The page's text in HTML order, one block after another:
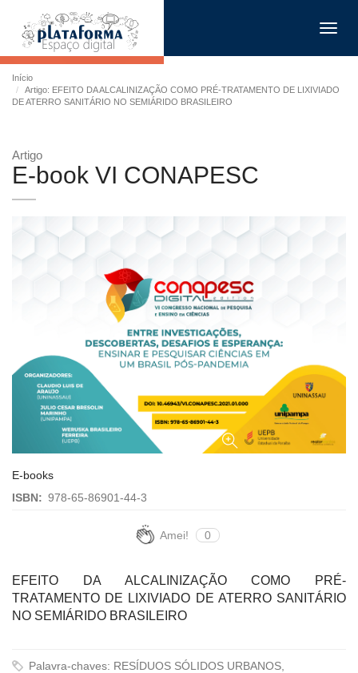
Início
Artigo: EFEITO DA ALCALINIZAÇÃO COMO PRÉ-TRATAMENTO DE LIXIVIADO
DE ATERRO SANITÁRIO NO SEMIÁRIDO BRASILEIRO
Artigo
E-book VI CONAPESC
E-books
ISBN: 978-65-86901-44-3
Amei! 0
EFEITO DA ALCALINIZAÇÃO COMO PRÉ-
TRATAMENTO DE LIXIVIADO DE ATERRO SANITÁRIO
NO SEMIÁRIDO BRASILEIRO
Palavra-chaves: RESÍDUOS SÓLIDOS URBANOS,